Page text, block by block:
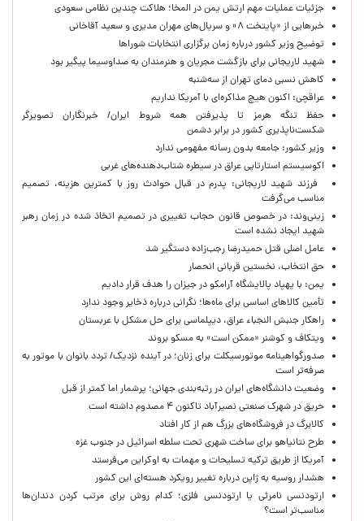
جزئیات عملیات مهم ارتش یمن در المخا؛ هلاکت چندین نظامی سعودی
خبرهایی از «پایتخت ۸» و سریال‌های مهران مدیری و سعید آقاخانی
توضیح وزیر کشور درباره زمان برگزاری انتخابات شوراها
شهید لاریجانی برای بازگشت مجریان و هنرمندان به صداوسیما پیگیر بود
کاهش نسبی دمای تهران از سه‌شنبه
عراقچی: اکنون هیچ مذاکره‌ای با آمریکا نداریم
حفظ تنگه هرمز تا پذیرفتن همه شروط ایران/ خبرنگاران تصویرگر
شکست‌ناپذیری کشور در برابر دشمن
وزیر کشور: جامعه بدون رسانه مفهومی ندارد
اکوسیستم استارتاپی عراق در سیطره شتاب‌دهنده‌‌های غربی
فرزند شهید لاریجانی: پدرم در قبال حوادث روز با کمترین هزینه، تصمیم
مناسب می‌گرفت
زینی‌وند: در خصوص قانون حجاب تغییری در تصمیم اتخاذ شده در زمان رهبر
شهید ایجاد نشده است
عامل اصلی قتل حمیدرضا رجب‌زاده دستگیر شد
حق انتخاب، نخستین قربانی انحصار
یمن: با پهپاد پالایشگاه آرامکو در جیزان را هدف قرار دادیم
تأمین کالاهای اساسی برای ماه‌ها؛ نگرانی درباره ذخایر وجود ندارد
راهکار جنبش النجباء عراق، دیپلماسی برای حل مشکل با عربستان
ویتکاف و کوشنر «ممکن است» به مسکو بروند
صدورگواهینامه موتورسیکلت برای زنان؛ در آینده نزدیک/ تردد بانوان با موتور به‌
صرفه‌تر است
وضعیت دانشگاه‌های ایران در رتبه‌بندی جهانی؛ پرشمار اما کمتر از قبل
حریق در شهرک صنعتی نصیرآباد تاکنون ۴ مصدوم داشته است
کالابرگ در فروشگاه‌های بزرگ هم از کار افتاد
طرح نتانیاهو برای ساخت شهری تحت سلطه اسرائیل در جنوب غزه
آمریکا از طریق ترکیه تسلیحات و مهمات به اوکراین می‌فرستد
هشدار روسیه به ژاپن درباره تغییر رویکرد هسته‌ای این کشور
ارتودنسی نامرئی یا ارتودنسی فلزی؛ کدام روش برای مرتب کردن دندان‌ها
مناسب‌تر است؟